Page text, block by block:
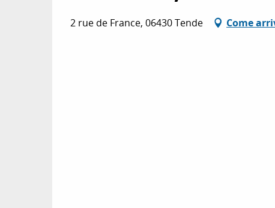
2 rue de France, 06430 Tende Come